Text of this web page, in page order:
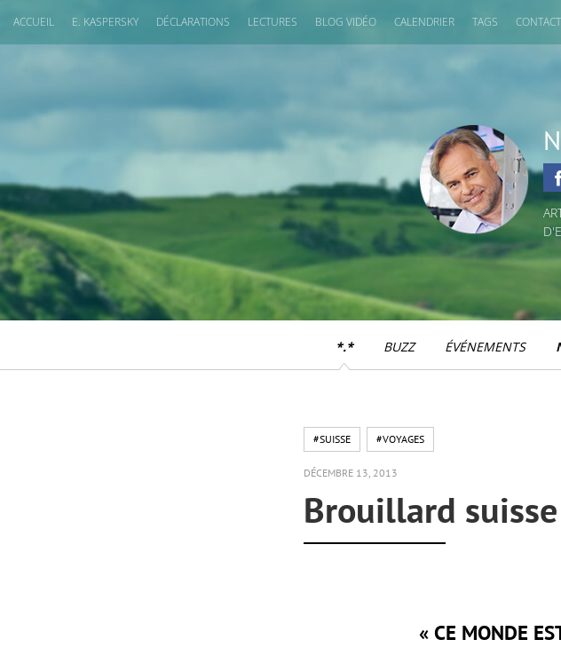
ACCUEIL E. KASPERSKY DÉCLARATIONS LECTURES BLOG VIDÉO CALENDRIER TAGS
*.* BUZZ ÉVÉNEMENTS
#SUISSE #VOYAGES
DÉCEMBRE 13, 2013
Brouillard suisse
« CE MONDE